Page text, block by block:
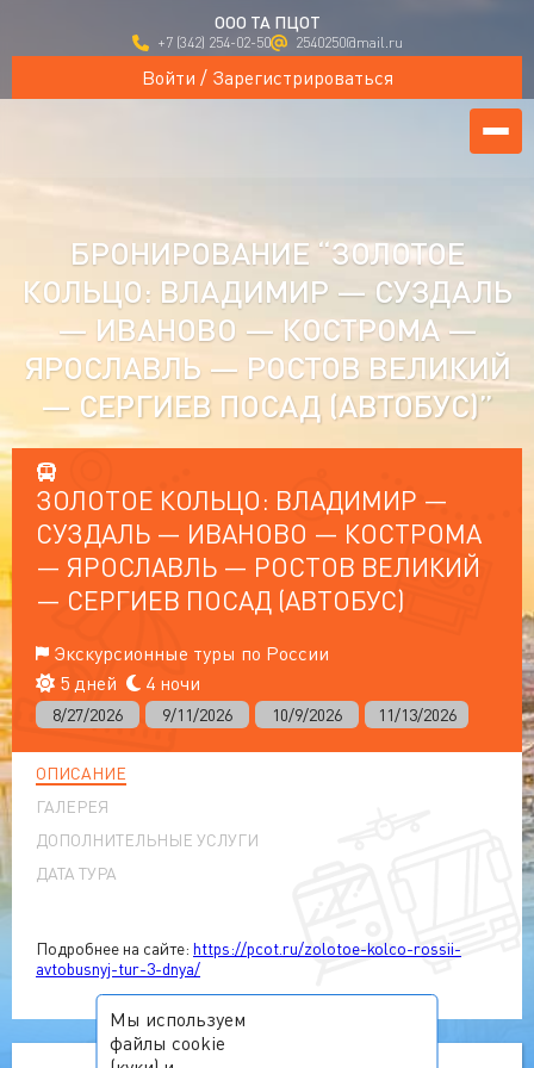
ООО ТА ПЦОТ
+7 (342) 254-02-50 2540250@mail.ru
Войти / Зарегистрироваться
БРОНИРОВАНИЕ “ЗОЛОТОЕ
КОЛЬЦО: ВЛАДИМИР — СУЗДАЛЬ
— ИВАНОВО — КОСТРОМА —
ЯРОСЛАВЛЬ — РОСТОВ ВЕЛИКИЙ
— СЕРГИЕВ ПОСАД (АВТОБУС)”
ЗОЛОТОЕ КОЛЬЦО: ВЛАДИМИР —
СУЗДАЛЬ — ИВАНОВО — КОСТРОМА
— ЯРОСЛАВЛЬ — РОСТОВ ВЕЛИКИЙ
— СЕРГИЕВ ПОСАД (АВТОБУС)
Экскурсионные туры по России
5 дней
4 ночи
8/27/2026 9/11/2026 10/9/2026 11/13/2026
ОПИСАНИЕ
ГАЛЕРЕЯ
ДОПОЛНИТЕЛЬНЫЕ УСЛУГИ
ДАТА ТУРА
Подробнее на сайте: https://pcot.ru/zolotoe-kolco-rossii-
avtobusnyj-tur-3-dnya/
Мы используем
файлы cookie